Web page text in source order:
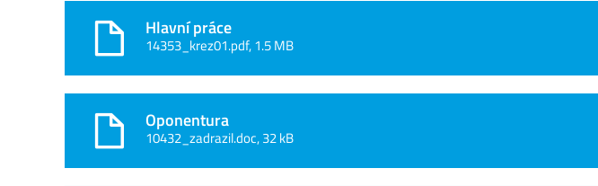
Hlavní práce
14353_krez01.pdf, 1.5 MB
Oponentura
10432_zadrazil.doc, 32 kB